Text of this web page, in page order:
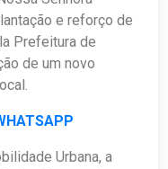
e reforço de
Prefeitura de
de um novo
Urbana, a